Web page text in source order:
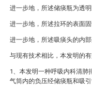
进一步地，所述储痰瓶为透
进一步地，所述拉环的表面
进一步地，所述吸痰头的内
与现有技术相比，本发明的有
1、本发明一种呼吸内科清肺
气筒内的负压经储痰瓶和吸